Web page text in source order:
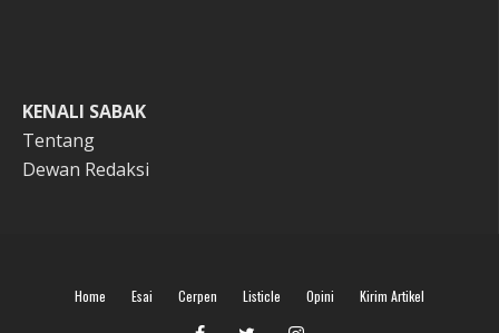
KENALI SABAK
Tentang
Dewan Redaksi
Home Esai Cerpen Listicle Opini Kirim Artikel